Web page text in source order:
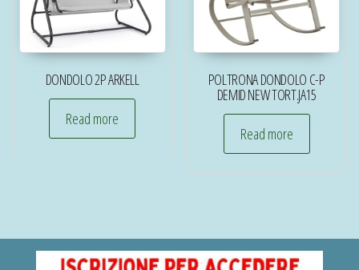
DONDOLO 2P ARKELL
Read more
POLTRONA DONDOLO C-P
DEMID NEW TORT.JA15
Read more